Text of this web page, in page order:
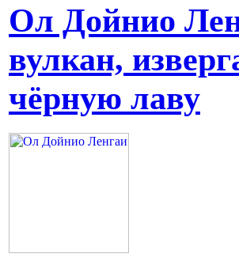
Ол Дойнио
вулкан,
чёрную лаву